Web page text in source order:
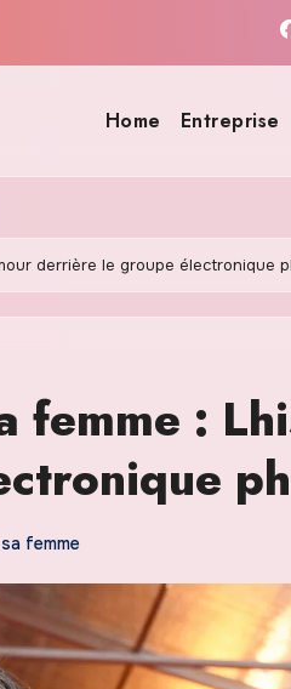
Home Entreprise
derrière le groupe électronique
femme :
femme